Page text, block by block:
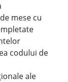
mese cu
codului de
ale